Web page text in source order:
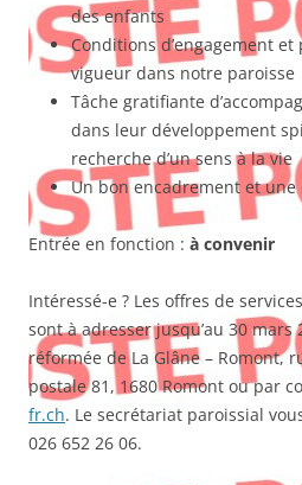
des enfants
Conditions d’engagement
vigueur dans notre paroisse
Tâche gratifiante
dans leur développement
recherche d’un sens à la vie
Un bon encadrement et
Entrée en fonction : à convenir
Intéressé-e ? Les offres de
sont à adresser jusqu’au 30 mars
réformée de La Glâne – Romont,
postale 81, 1680 Romont ou par
fr.ch. Le secrétariat paroissial
026 652 26 06.